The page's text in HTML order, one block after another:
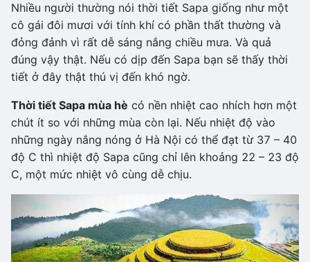
Nhiều người thường nói thời tiết Sapa giống như một
cô gái đôi mươi với tính khí có phần thất thường và
đỏng đảnh vì rất dễ sáng nắng chiều mưa. Và quả
đúng vậy thật. Nếu có dịp đến Sapa bạn sẽ thấy thời
tiết ở đây thật thú vị đến khó ngờ.
Thời tiết Sapa mùa hè có nền nhiệt cao nhích hơn một
chút ít so với những mùa còn lại. Nếu nhiệt độ vào
những ngày nắng nóng ở Hà Nội có thể đạt từ 37 – 40
độ C thì nhiệt độ Sapa cũng chỉ lên khoảng 22 – 23 độ
C, một mức nhiệt vô cùng dễ chịu.